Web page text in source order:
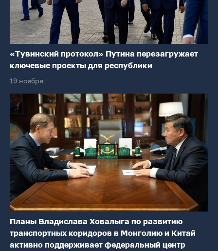
«Тувинский протокол» Путина перезагружает
ключевые проекты для республики
19 ноября
Планы Владислава Ховалыга по развитию
транспортных коридоров в Монголию и Китай
активно поддерживает федеральный центр